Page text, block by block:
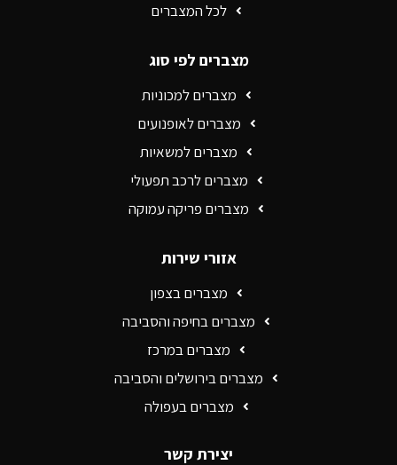
לכל המצברים
מצברים לפי סוג
מצברים למכוניות
מצברים לאופנועים
מצברים למשאיות
מצברים לרכב תפעולי
מצברים פריקה עמוקה
אזורי שירות
מצברים בצפון
מצברים בחיפה והסביבה
מצברים במרכז
מצברים בירושלים והסביבה
מצברים בעפולה
יצירת קשר